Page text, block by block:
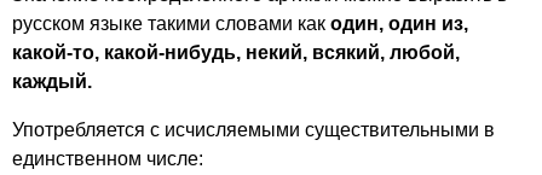
русском языке такими словами как один, один из,
какой-то, какой-нибудь, некий, всякий, любой,
каждый.
Употребляется с исчисляемыми существительными в
единственном числе: